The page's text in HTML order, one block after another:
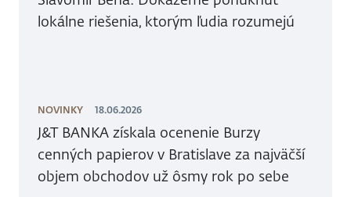
lokálne riešenia, ktorým ľudia rozumejú
NOVINKY 18.06.2026
J&T BANKA získala ocenenie Burzy
cenných papierov v Bratislave za najväčší
objem obchodov už ôsmy rok po sebe